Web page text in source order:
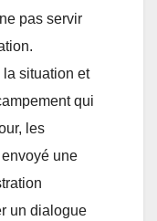
pas servir
la situation et
qui
les
une
un dialogue